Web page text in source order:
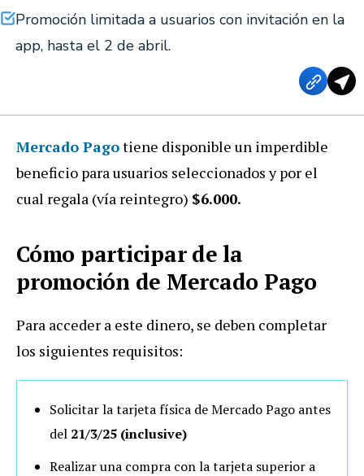
Promoción limitada a usuarios con invitación en la
app, hasta el 2 de abril.
Mercado Pagotiene disponible un imperdible
beneficio para usuarios seleccionados y por el
cual regala (vía reintegro) $6.000.
Cómo participar de la
promoción de Mercado Pago
Para acceder a este dinero, se deben completar
los siguientes requisitos:
Solicitar la tarjeta física de Mercado Pago antes
del 21/3/25 (inclusive)
Realizar una compra con la tarjeta superior a